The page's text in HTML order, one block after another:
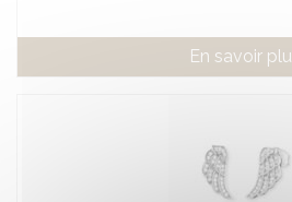
En savoir